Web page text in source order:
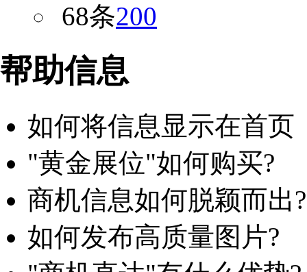
68条200
帮助信息
如何将信息显示在首页
"黄金展位"如何购买?
商机信息如何脱颖而出?
如何发布高质量图片?